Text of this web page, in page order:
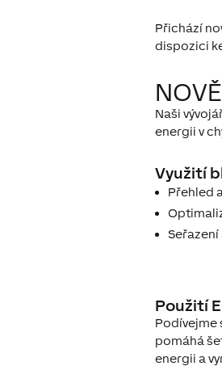
Přichází
dispozici
Naši
energii v
Využití
Přehled
Použití
Podívejme
pomáhá
energii a